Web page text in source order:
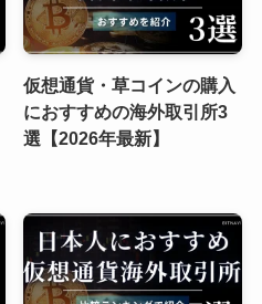
仮想通貨・草コインの購入
におすすめの海外取引所3
選【2026年最新】